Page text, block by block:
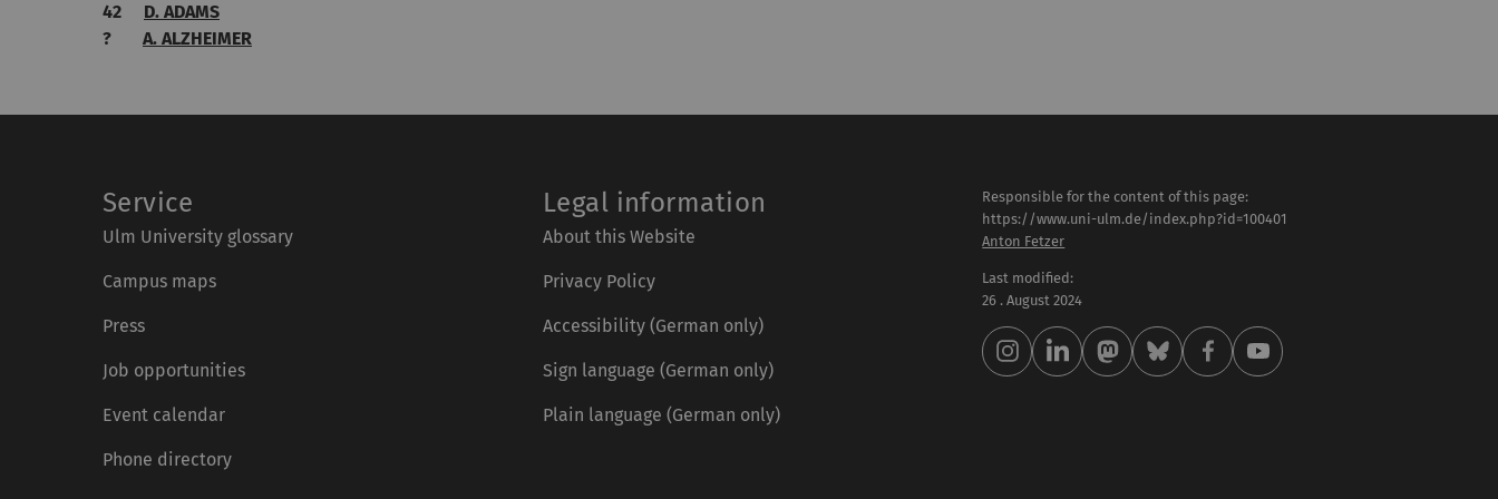
42 D. ADAMS
? A. ALZHEIMER
Service
Ulm University glossary
Campus maps
Press
Job opportunities
Event calendar
Phone directory
Legal information
About this Website
Privacy Policy
Accessibility (German only)
Sign language (German only)
Plain language (German only)
Responsible for the content of this page:
https://www.uni-ulm.de/index.php?id=100401
Anton Fetzer
Last modified:
26 . August 2024